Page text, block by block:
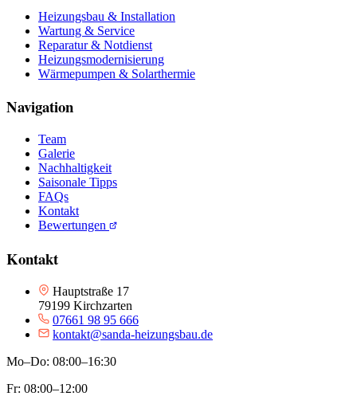
Heizungsbau & Installation
Wartung & Service
Reparatur & Notdienst
Heizungsmodernisierung
Wärmepumpen & Solarthermie
Navigation
Team
Galerie
Nachhaltigkeit
Saisonale Tipps
FAQs
Kontakt
Bewertungen
Kontakt
Hauptstraße 17
79199 Kirchzarten
07661 98 95 666
kontakt@sanda-heizungsbau.de
Mo–Do: 08:00–16:30
Fr: 08:00–12:00